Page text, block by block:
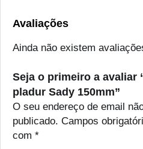
Avaliações
Ainda não existem
Seja o primeiro a avaliar
pladur Sady 150mm”
O seu endereço de email
publicado. Campos
com *